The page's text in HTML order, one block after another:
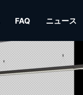
FAQ ニュース